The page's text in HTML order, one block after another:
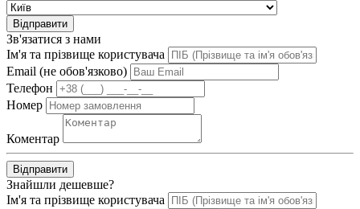
Відправити
Зв'язатися з нами
Ім'я та прізвище користувача
Email (не обов'язково)
Телефон
Номер
Коментар
Відправити
Знайшли дешевше?
Ім'я та прізвище користувача